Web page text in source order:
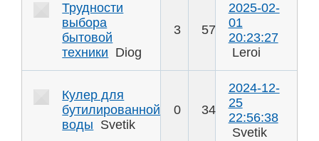
Трудности
выбора
бытовой
техники Diog
3 57
2025-02-
01
20:23:27
Leroi
Кулер для
бутилированной
воды Svetik
0 34
2024-12-
25
22:56:38
Svetik